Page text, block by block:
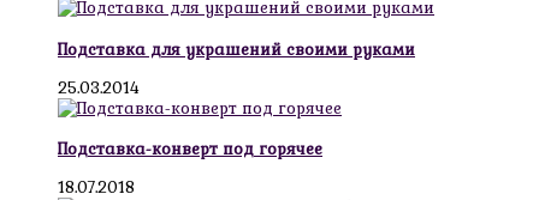
Подставка для украшений своими руками
25.03.2014
Подставка-конверт под горячее
18.07.2018